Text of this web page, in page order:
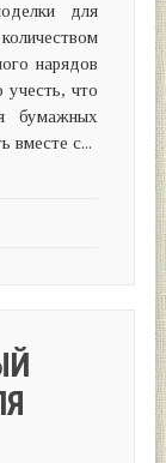
для
нарядов
учесть, что
бумажных
вместе с...